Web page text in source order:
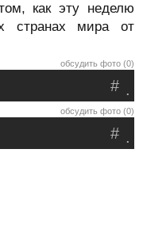
как эту неделю
странах мира от
обсудить фото (0)
.
#
обсудить фото (0)
.
#